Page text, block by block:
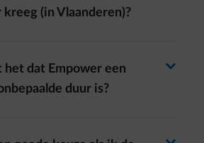
(in Vlaanderen)?
dat Empower een
duur is?
arrow-right